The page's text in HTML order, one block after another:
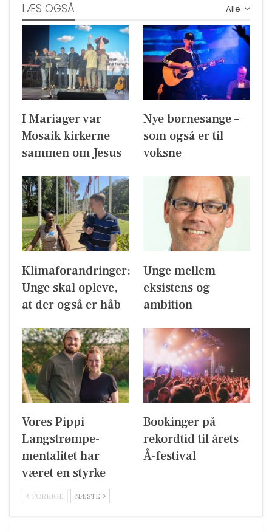
Alle
LÆS OGSÅ
I Mariager var
Mosaik kirkerne
sammen om Jesus
Nye børnesange –
som også er til
voksne
Klimaforandringer:
Unge skal opleve,
at der også er håb
Unge mellem
eksistens og
ambition
Vores Pippi
Langstrømpe-
mentalitet har
været en styrke
Bookinger på
rekordtid til årets
Å-festival
FORRIGE NÆSTE